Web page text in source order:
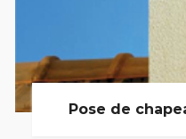
Pose de